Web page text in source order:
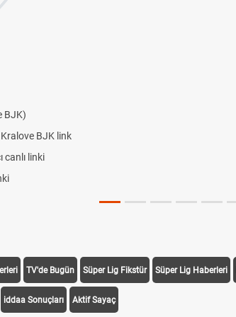
BJK)
BJK link
canlı linki
TV'de Bugün Süper Lig Fikstür Süper Lig Haberleri
iddaa Sonuçları Aktif Sayaç